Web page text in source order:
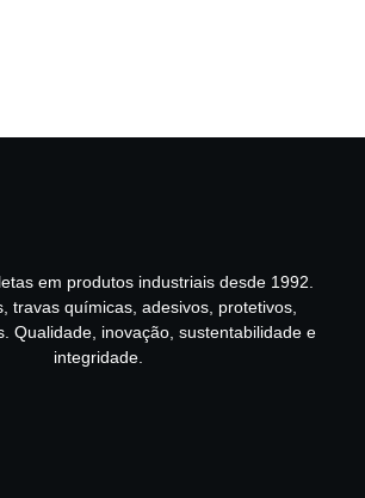
em produtos industriais desde 1992.
travas químicas, adesivos, protetivos,
Qualidade, inovação, sustentabilidade e
integridade.